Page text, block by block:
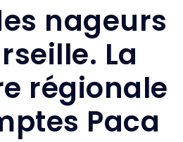
nageurs
La
régionale
Paca